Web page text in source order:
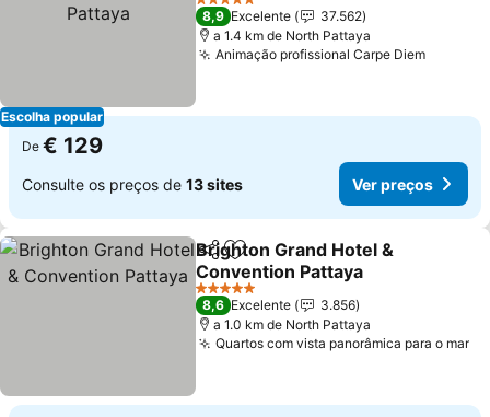
Escolha popular
Ver preços
5 Estrelas
8,9 Excelente
37.562
a 1.4 km de North Pattaya
Animação profissional Carpe DiemVer
De € 129
Consulte os preços de 13 sites Ver preços
PartilharAdicionar aos favoritos
Brighton Grand Hotel &
Convention Pattaya
Ver preços
5 Estrelas
8,6 Excelente
3.856
a 1.0 km de North Pattaya
Quartos com vista panorâmica para o mar